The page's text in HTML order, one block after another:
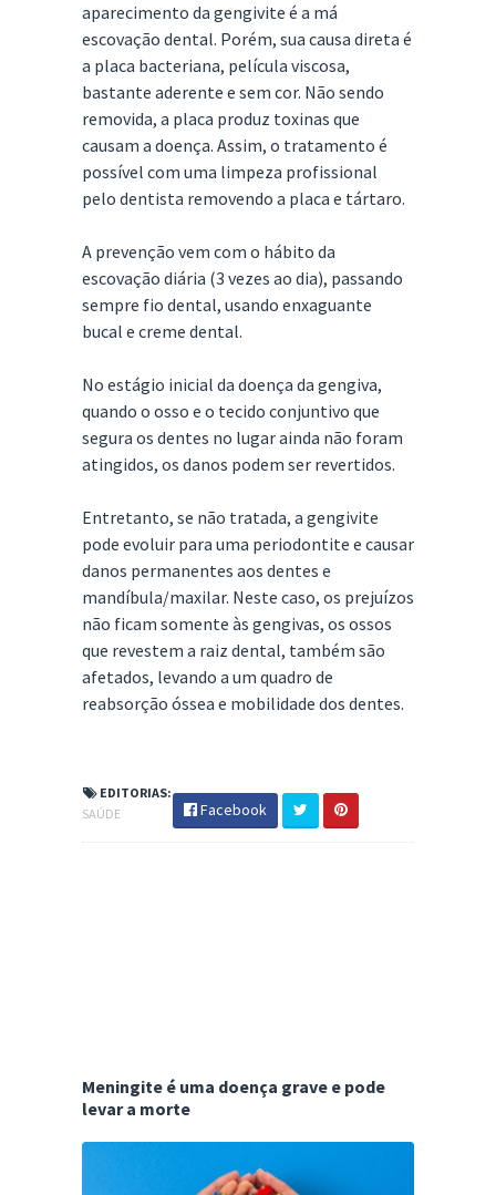
aparecimento da gengivite é a má
escovação dental. Porém, sua causa direta é
a placa bacteriana, película viscosa,
bastante aderente e sem cor. Não sendo
removida, a placa produz toxinas que
causam a doença. Assim, o tratamento é
possível com uma limpeza profissional
pelo dentista removendo a placa e tártaro.
A prevenção vem com o hábito da
escovação diária (3 vezes ao dia), passando
sempre fio dental, usando enxaguante
bucal e creme dental.
No estágio inicial da doença da gengiva,
quando o osso e o tecido conjuntivo que
segura os dentes no lugar ainda não foram
atingidos, os danos podem ser revertidos.
Entretanto, se não tratada, a gengivite
pode evoluir para uma periodontite e causar
danos permanentes aos dentes e
mandíbula/maxilar. Neste caso, os prejuízos
não ficam somente às gengivas, os ossos
que revestem a raiz dental, também são
afetados, levando a um quadro de
reabsorção óssea e mobilidade dos dentes.
EDITORIAS:
SAÚDE
Facebook
Meningite é uma doença grave e pode
levar a morte